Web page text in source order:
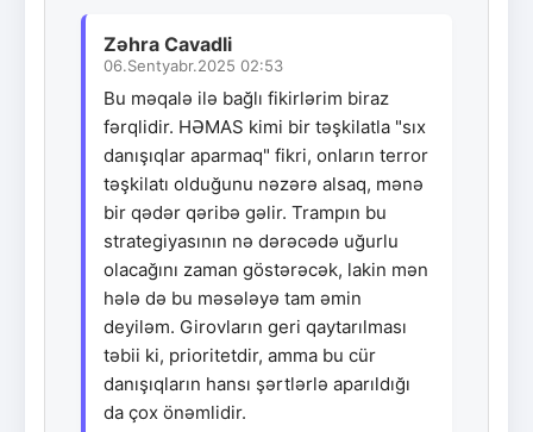
Zəhra Cavadli
06.Sentyabr.2025 02:53
Bu məqalə ilə bağlı fikirlərim biraz
fərqlidir. HƏMAS kimi bir təşkilatla "sıx
danışıqlar aparmaq" fikri, onların terror
təşkilatı olduğunu nəzərə alsaq, mənə
bir qədər qəribə gəlir. Trampın bu
strategiyasının nə dərəcədə uğurlu
olacağını zaman göstərəcək, lakin mən
hələ də bu məsələyə tam əmin
deyiləm. Girovların geri qaytarılması
təbii ki, prioritetdir, amma bu cür
danışıqların hansı şərtlərlə aparıldığı
da çox önəmlidir.